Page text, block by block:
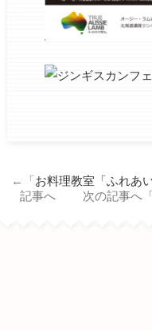
←「お料理教室「ふれあ
記事へ 次の記事へ